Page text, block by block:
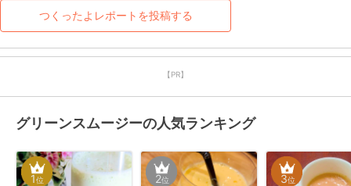
つくったよレポートを投稿する
【PR】
グリーンスムージーの人気ランキング
1位 2位 3位